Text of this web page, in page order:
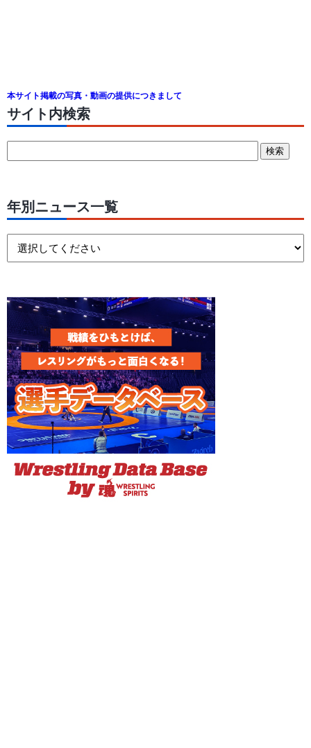
本サイト掲載の写真・動画の提供につきまして
サイト内検索
年別ニュース一覧